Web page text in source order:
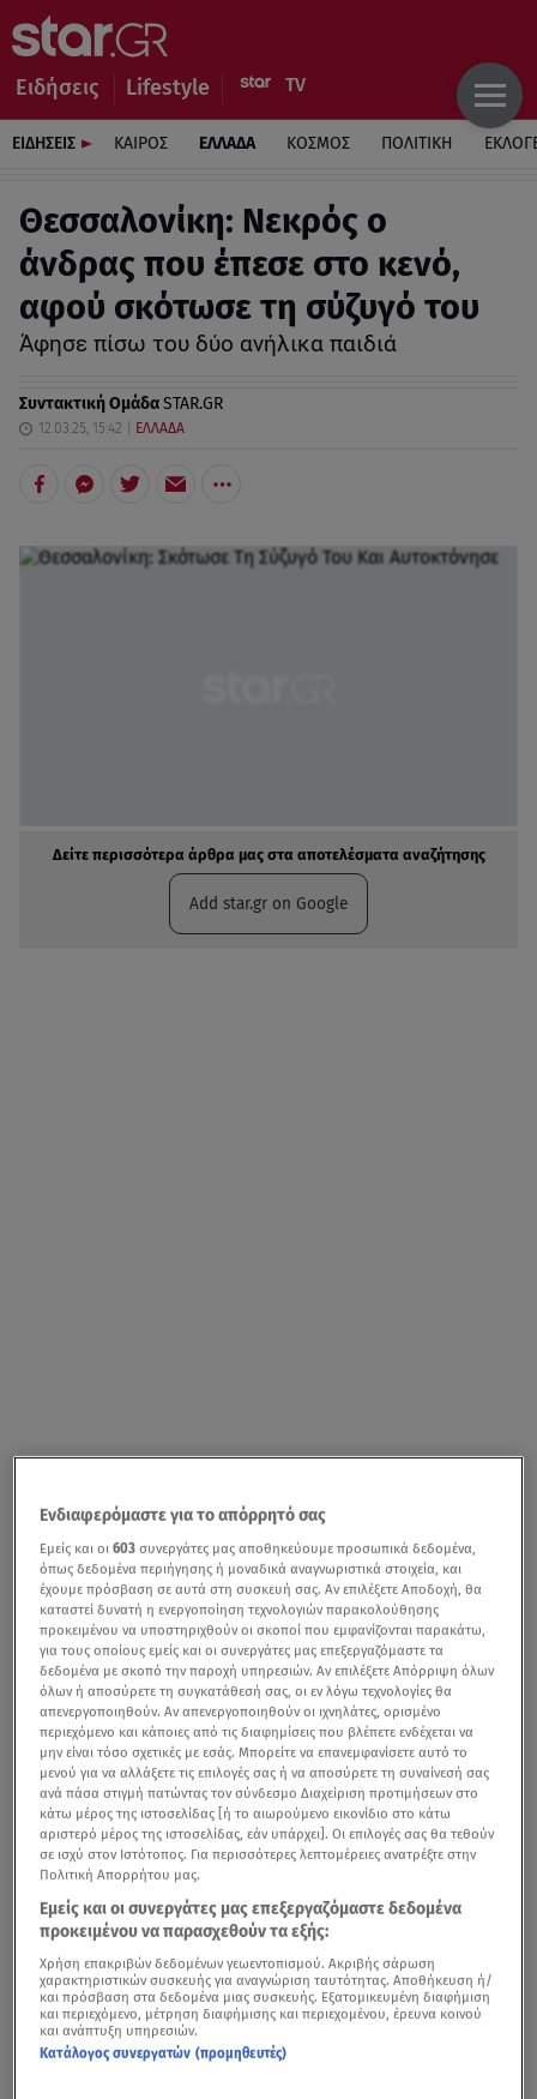
Ειδήσεις Lifestyle
ΕΙΔΗΣΕΙΣ ΚΑΙΡΟΣ ΕΛΛΑΔΑ ΚΟΣΜΟΣ ΠΟΛΙΤΙΚΗ
Θεσσαλονίκη: Νεκρός ο
άνδρας που έπεσε στο κενό,
αφού σκότωσε τη σύζυγό του
Άφησε πίσω του δύο ανήλικα παιδιά
Συντακτική ΟμάδαSTAR.GR
12.03.25, 15:42 ΕΛΛΑΔΑ
Δείτε περισσότερα άρθρα μας στα αποτελέσματα αναζήτησης
Add star.gr on Google
Ενδιαφερόμαστε για το απόρρητό σας
Εμείς και οι603 συνεργάτες μας αποθηκεύουμε προσωπικά δεδομένα,
όπως δεδομένα περιήγησης ή μοναδικά αναγνωριστικά στοιχεία, και
έχουμε πρόσβαση σε αυτά στη συσκευή σας. Αν επιλέξετε Αποδοχή, θα
καταστεί δυνατή η ενεργοποίηση τεχνολογιών παρακολούθησης
προκειμένου να υποστηριχθούν οι σκοποί που εμφανίζονται παρακάτω,
για τους οποίους εμείς και οι συνεργάτες μας επεξεργαζόμαστε τα
δεδομένα με σκοπό την παροχή υπηρεσιών. Αν επιλέξετε Απόρριψη όλων
όλων ή αποσύρετε τη συγκατάθεσή σας, οι εν λόγω τεχνολογίες θα
απενεργοποιηθούν. Αν απενεργοποιηθούν οι ιχνηλάτες, ορισμένο
περιεχόμενο και κάποιες από τις διαφημίσεις που βλέπετε ενδέχεται να
μην είναι τόσο σχετικές με εσάς. Μπορείτε να επανεμφανίσετε αυτό το
μενού για να αλλάξετε τις επιλογές σας ή να αποσύρετε τη συναίνεσή σας
ανά πάσα στιγμή πατώντας τον σύνδεσμο Διαχείριση προτιμήσεων στο
κάτω μέρος της ιστοσελίδας [ή το αιωρούμενο εικονίδιο στο κάτω
αριστερό μέρος της ιστοσελίδας, εάν υπάρχει]. Οι επιλογές σας θα τεθούν
σε ισχύ στον Ιστότοπος. Για περισσότερες λεπτομέρειες ανατρέξτε στην
Πολιτική Απορρήτου μας.
Εμείς και οι συνεργάτες μας επεξεργαζόμαστε δεδομένα
προκειμένου να παρασχεθούν τα εξής:
Χρήση επακριβών δεδομένων γεωεντοπισμού. Ακριβής σάρωση
χαρακτηριστικών συσκευής για αναγνώριση ταυτότητας. Αποθήκευση ή/
και πρόσβαση στα δεδομένα μιας συσκευής. Εξατομικευμένη διαφήμιση
και περιεχόμενο, μέτρηση διαφήμισης και περιεχομένου, έρευνα κοινού
και ανάπτυξη υπηρεσιών.
Κατάλογος συνεργατών (προμηθευτές)